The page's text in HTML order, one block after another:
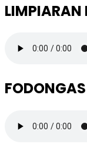
LIMPIARAN
FODONGAS